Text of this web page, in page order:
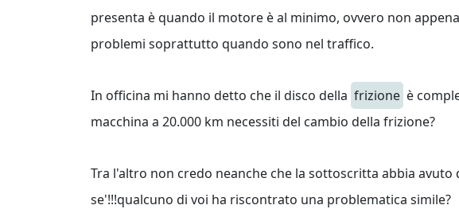
presenta è quando il motore è al minimo, ovvero non
problemi soprattutto quando sono nel traffico.
In officina mi hanno detto che il disco della frizione è
macchina a 20.000 km necessiti del cambio della frizione?
Tra l'altro non credo neanche che la sottoscritta abbia
se'!!!qualcuno di voi ha riscontrato una problematica simile?